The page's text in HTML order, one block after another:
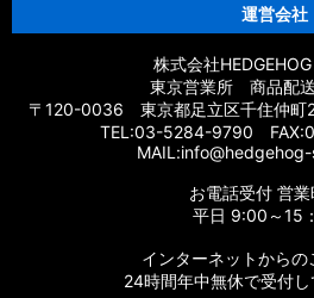
運営会社
株式会社
東京営業所 商品配
〒120-0036 東京都足立区千住仲
TEL:03-5284-9790
お電話受付 営業
平日 9:00～15
インターネットからの
24時間年中無休で受付し